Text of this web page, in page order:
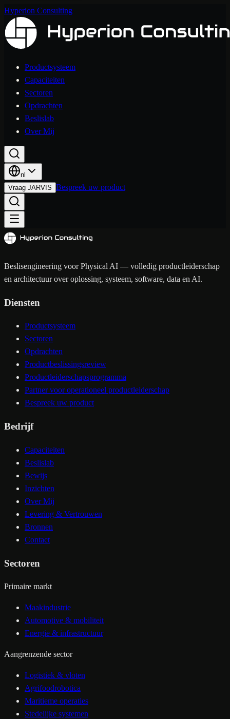
Hyperion Consulting
Productsysteem
Capaciteiten
Sectoren
Opdrachten
Beslislab
Over Mij
nl
Vraag JARVIS Bespreek uw product
Beslisengineering voor Physical AI — volledig productleiderschap
en architectuur over oplossing, systeem, software, data en AI.
Diensten
Productsysteem
Sectoren
Opdrachten
Productbeslissingsreview
Productleiderschapsprogramma
Partner voor operationeel productleiderschap
Bespreek uw product
Bedrijf
Capaciteiten
Beslislab
Bewijs
Inzichten
Over Mij
Levering & Vertrouwen
Bronnen
Contact
Sectoren
Primaire markt
Maakindustrie
Automotive & mobiliteit
Energie & infrastructuur
Aangrenzende sector
Logistiek & vloten
Agrifoodrobotica
Maritieme operaties
Stedelijke systemen